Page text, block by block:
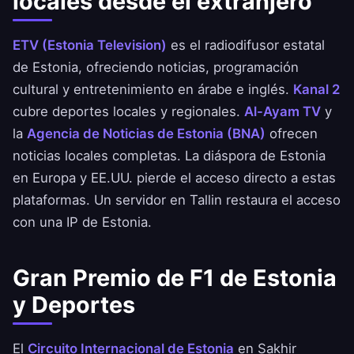
ETV (Estonia Television) es el radiodifusor estatal
de Estonia, ofreciendo noticias, programación
cultural y entretenimiento en árabe e inglés. Kanal 2
cubre deportes locales y regionales. Al-Ayam TV y
la Agencia de Noticias de Estonia (BNA) ofrecen
noticias locales completas. La diáspora de Estonia
en Europa y EE.UU. pierde el acceso directo a estas
plataformas. Un servidor en Tallin restaura el acceso
con una IP de Estonia.
Gran Premio de F1 de Estonia
y Deportes
El Circuito Internacional de Estonia en Sakhir